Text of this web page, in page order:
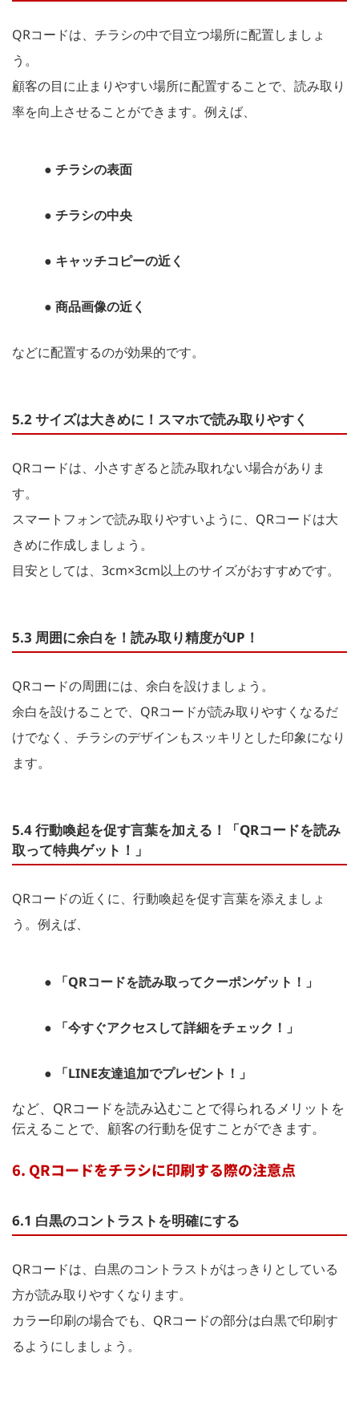
QRコードは、チラシの中で目立つ場所に配置しましょ
う。
顧客の目に止まりやすい場所に配置することで、読み取り
率を向上させることができます。例えば、
● チラシの表面
● チラシの中央
● キャッチコピーの近く
● 商品画像の近く
などに配置するのが効果的です。
5.2 サイズは大きめに！スマホで読み取りやすく
QRコードは、小さすぎると読み取れない場合がありま
す。
スマートフォンで読み取りやすいように、QRコードは大
きめに作成しましょう。
目安としては、3cm×3cm以上のサイズがおすすめです。
5.3 周囲に余白を！読み取り精度がUP！
QRコードの周囲には、余白を設けましょう。
余白を設けることで、QRコードが読み取りやすくなるだ
けでなく、チラシのデザインもスッキリとした印象になり
ます。
5.4 行動喚起を促す言葉を加える！「QRコードを読み
取って特典ゲット！」
QRコードの近くに、行動喚起を促す言葉を添えましょ
う。例えば、
● 「QRコードを読み取ってクーポンゲット！」
● 「今すぐアクセスして詳細をチェック！」
● 「LINE友達追加でプレゼント！」
など、QRコードを読み込むことで得られるメリットを
伝えることで、顧客の行動を促すことができます。
6. QRコードをチラシに印刷する際の注意点
6.1 白黒のコントラストを明確にする
QRコードは、白黒のコントラストがはっきりとしている
方が読み取りやすくなります。
カラー印刷の場合でも、QRコードの部分は白黒で印刷す
るようにしましょう。